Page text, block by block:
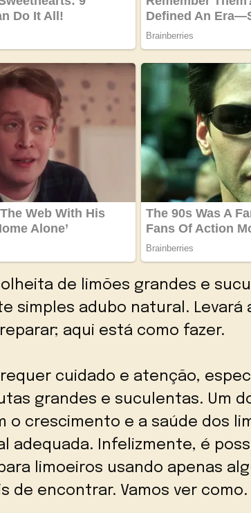
de limões grandes e
simples adubo natural. Levará
aqui está como fazer.
cuidado e atenção,
grandes e suculentas. Um
o crescimento e a saúde dos
adequada. Infelizmente, é
limoeiros usando apenas
de encontrar. Vamos ver como.